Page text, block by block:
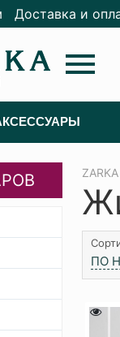
Доставка и
menu
ZARKA
ПО